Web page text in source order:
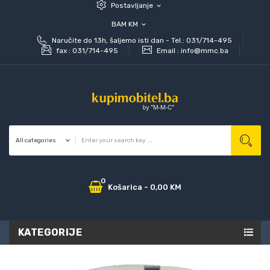
Postavljanje expand_more
BAM KM expand_more
Naručite do 13h, šaljemo isti dan - Tel.: 031/714-495
fax : 031/714-495 Email : info@mmc.ba
Košarica
0
- 0,00 KM
KATEGORIJE